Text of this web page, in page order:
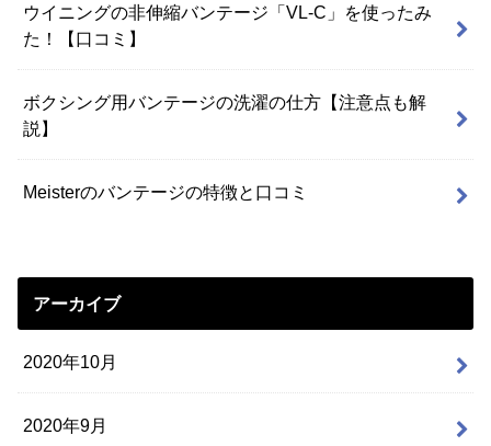
ウイニングの非伸縮バンテージ「VL-C」を使ったみ
た！【口コミ】
ボクシング用バンテージの洗濯の仕方【注意点も解
説】
Meisterのバンテージの特徴と口コミ
アーカイブ
2020年10月
2020年9月